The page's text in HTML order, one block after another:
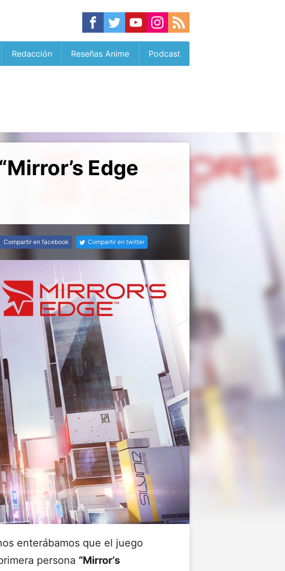
Redacción Reseñas Anime Podcast
Edge
Compartir en facebook Compartir en twitter
enterábamos que el juego
persona “Mirror’s